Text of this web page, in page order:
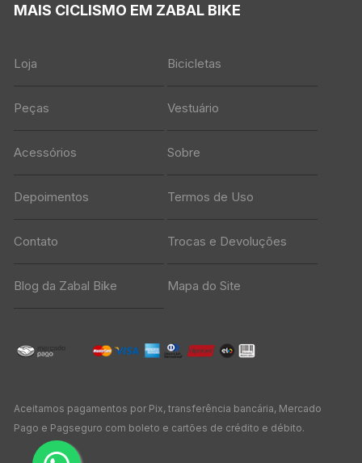
MAIS CICLISMO EM ZABAL BIKE
Loja Bicicletas
Peças Vestuário
Acessórios Sobre
Depoimentos Termos de Uso
Contato Trocas e Devoluções
Blog da Zabal Bike Mapa do Site
Aceitamos pagamentos por Pix, transferência bancária, Mercado
Pago e Pagseguro com boleto e cartões de crédito e débito.